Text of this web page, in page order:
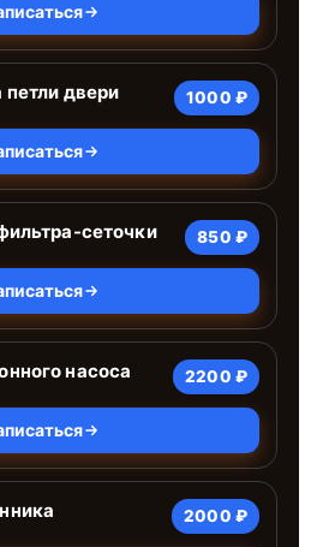
двери 1000 ₽
сеточки 850 ₽
насоса 2200 ₽
2000 ₽